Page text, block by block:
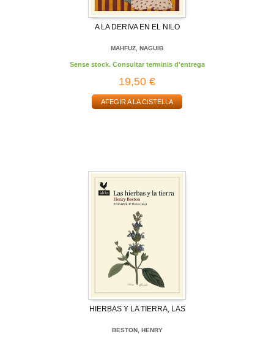
A LA DERIVA EN EL NILO
MAHFUZ, NAGUIB
Sense stock. Consultar terminis d'entrega
19,50 €
AFEGIR A LA CISTELLA
HIERBAS Y LA TIERRA, LAS
BESTON, HENRY